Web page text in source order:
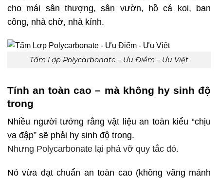
cho mái sân thượng, sân vườn, hồ cá koi, ban
công, nhà chờ, nhà kính.
Tấm Lợp Polycarbonate – Ưu Điểm – Ưu Việt
Tính an toàn cao – mà không hy sinh độ
trong
Nhiều người tưởng rằng vật liệu an toàn kiểu “chịu
va đập” sẽ phải hy sinh độ trong.
Nhưng Polycarbonate lại phá vỡ quy tắc đó.
Nó vừa đạt chuẩn an toàn cao (không văng mảnh